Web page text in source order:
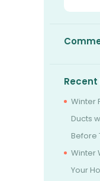
Recent
Winter
Ducts
Before
Winter
Your